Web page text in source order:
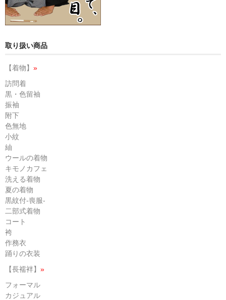
取り扱い商品
【着物】 »
訪問着
黒・色留袖
振袖
附下
色無地
小紋
紬
ウールの着物
キモノカフェ
洗える着物
夏の着物
黒紋付-喪服-
二部式着物
コート
袴
作務衣
踊りの衣装
【長襦袢】 »
フォーマル
カジュアル